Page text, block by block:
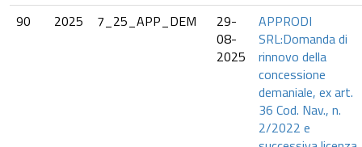
90
2025 7_25_APP_DEM
29-
08-
2025
APPRODI
SRL:Domanda di
rinnovo della
concessione
demaniale, ex art.
36 Cod. Nav., n.
2/2022 e